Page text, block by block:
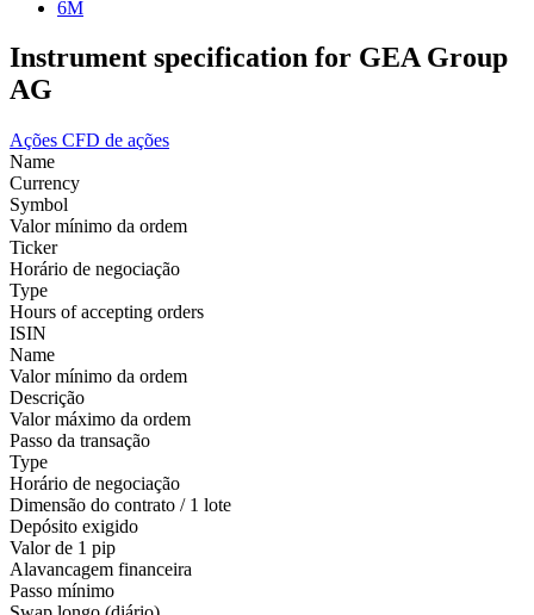
6M
Instrument specification for GEA Group
AG
Ações CFD de ações
Name
Currency
Symbol
Valor mínimo da ordem
Ticker
Horário de negociação
Type
Hours of accepting orders
ISIN
Name
Valor mínimo da ordem
Descrição
Valor máximo da ordem
Passo da transação
Type
Horário de negociação
Dimensão do contrato / 1 lote
Depósito exigido
Valor de 1 pip
Alavancagem financeira
Passo mínimo